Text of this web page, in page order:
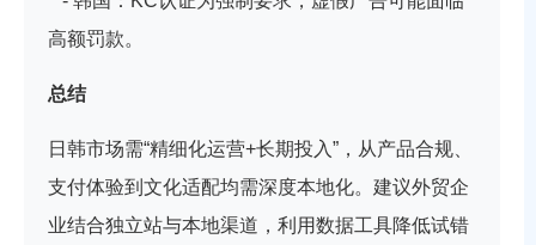
高额罚款。
总结
日韩市场需“精细化运营+长期投入”，从产品合规、
支付体验到文化适配均需深度本地化。建议外贸企
业结合独立站与本地渠道，利用数据工具降低试错